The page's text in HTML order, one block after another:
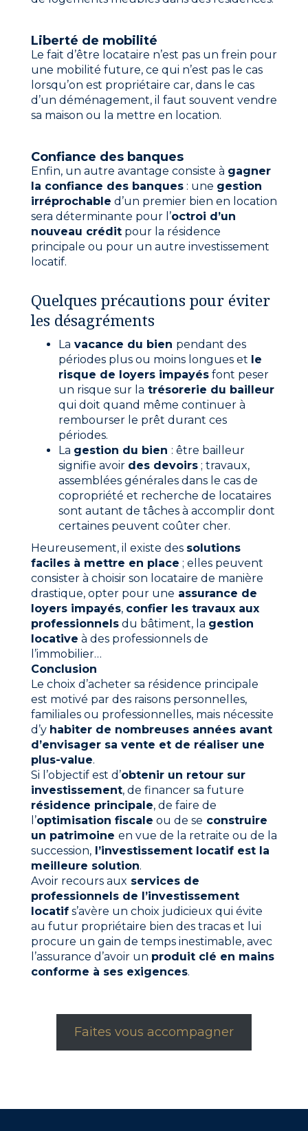
Liberté de mobilité
Le fait d’être locataire n’est pas un frein pour
une mobilité future, ce qui n’est pas le cas
lorsqu’on est propriétaire car, dans le cas
d’un déménagement, il faut souvent vendre
sa maison ou la mettre en location.
Confiance des banques
Enfin, un autre avantage consiste à gagner
la confiance des banques : une gestion
irréprochable d’un premier bien en location
sera déterminante pour l’octroi d’un
nouveau crédit pour la résidence
principale ou pour un autre investissement
locatif.
Quelques précautions pour éviter
les désagréments
La vacance du bien pendant des
périodes plus ou moins longues et le
risque de loyers impayés font peser
un risque sur la trésorerie du bailleur
qui doit quand même continuer à
rembourser le prêt durant ces
périodes.
La gestion du bien : être bailleur
signifie avoir des devoirs ; travaux,
assemblées générales dans le cas de
copropriété et recherche de locataires
sont autant de tâches à accomplir dont
certaines peuvent coûter cher.
Heureusement, il existe des solutions
faciles à mettre en place ; elles peuvent
consister à choisir son locataire de manière
drastique, opter pour une assurance de
loyers impayés, confier les travaux aux
professionnels du bâtiment, la gestion
locative à des professionnels de
l’immobilier…
Conclusion
Le choix d’acheter sa résidence principale
est motivé par des raisons personnelles,
familiales ou professionnelles, mais nécessite
d’y habiter de nombreuses années avant
d’envisager sa vente et de réaliser une
plus-value.
Si l’objectif est d’obtenir un retour sur
investissement, de financer sa future
résidence principale, de faire de
l’optimisation fiscale ou de se construire
un patrimoine en vue de la retraite ou de la
succession, l’investissement locatif est la
meilleure solution.
Avoir recours aux services de
professionnels de l’investissement
locatif s’avère un choix judicieux qui évite
au futur propriétaire bien des tracas et lui
procure un gain de temps inestimable, avec
l’assurance d’avoir un produit clé en mains
conforme à ses exigences.
Faites vous accompagner